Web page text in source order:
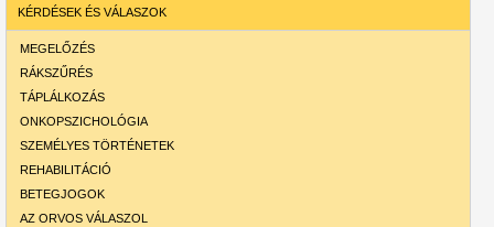
KÉRDÉSEK ÉS VÁLASZOK
MEGELŐZÉS
RÁKSZŰRÉS
TÁPLÁLKOZÁS
ONKOPSZICHOLÓGIA
SZEMÉLYES TÖRTÉNETEK
REHABILITÁCIÓ
BETEGJOGOK
AZ ORVOS VÁLASZOL